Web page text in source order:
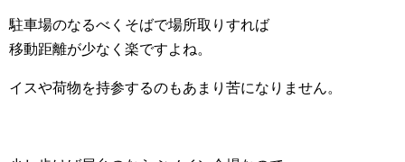
駐車場のなるべくそばで場所取りすれば
移動距離が少なく楽ですよね。
イスや荷物を持参するのもあまり苦になりません。